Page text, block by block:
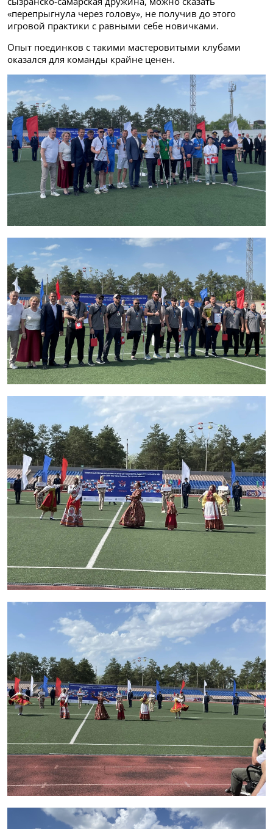
«перепрыгнула через голову», не получив до этого
игровой практики с равными себе новичками.
Опыт поединков с такими мастеровитыми клубами
оказался для команды крайне ценен.